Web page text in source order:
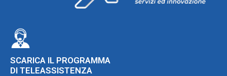
SCARICA IL PROGRAMMA
DI TELEASSISTENZA